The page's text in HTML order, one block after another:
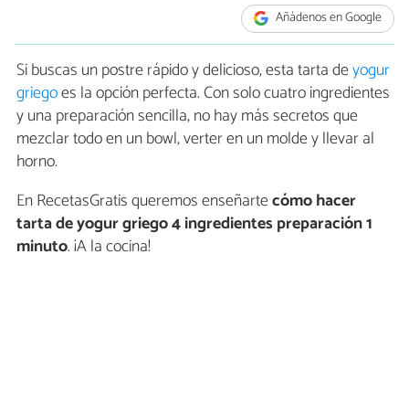
Añádenos en Google
Si buscas un postre rápido y delicioso, esta tarta deyogur
griegoes la opción perfecta. Con solo cuatro ingredientes
y una preparación sencilla, no hay más secretos que
mezclar todo en un bowl, verter en un molde y llevar al
horno.
En RecetasGratis queremos enseñartecómo hacer
tarta de yogur griego 4 ingredientes preparación 1
minuto. ¡A la cocina!